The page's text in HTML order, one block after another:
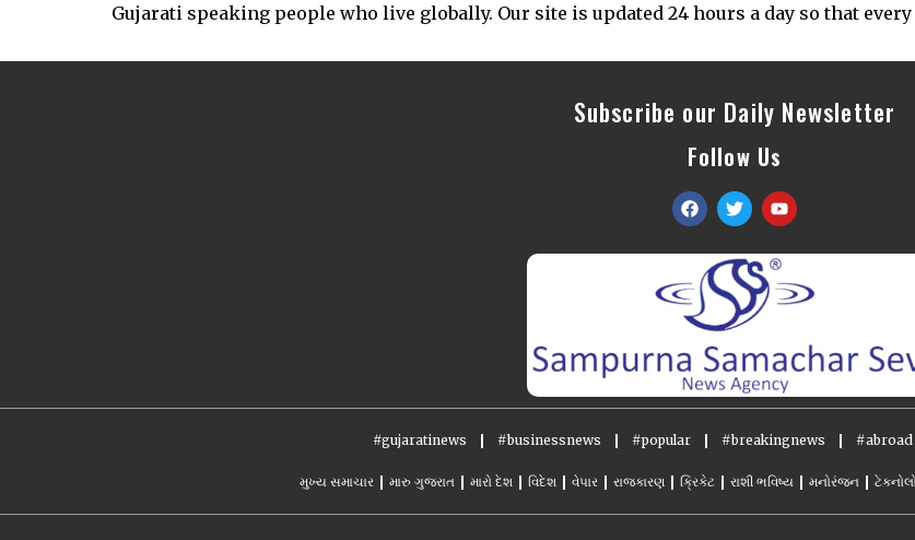
Gujarati speaking people who live globally. Our site is updated 24 hours a day so that
Subscribe our Daily Newsletter
Follow Us
#gujaratinews #businessnews #popular #breakingnews #abroad
મુખ્ય સમાચાર મારુ ગુજરાત મારો દેશ વિદેશ વેપાર રાજકારણ ક્રિકેટ રાશી ભવિષ્ય મનોરંજન